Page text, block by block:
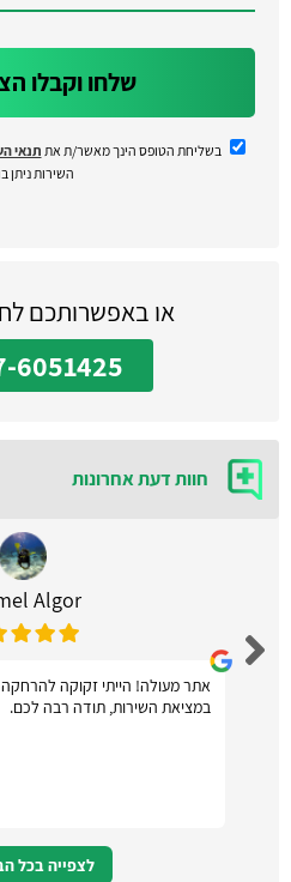
שלחו וקבלו
בשליחת הטופס הינך מאשר/ת את תנאי
השירות ניתן
או באפשרותכם
6051425
חוות דעת אחרונות
Algor
אתר מעולה! הייתי זקוקה
במציאת השירות, תודה רבה לכם.
לצפייה בכל